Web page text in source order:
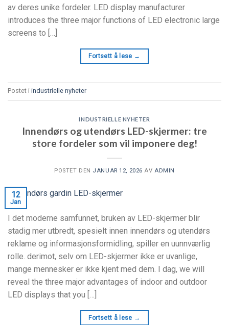
av deres unike fordeler. LED display manufacturer
introduces the three major functions of LED electronic large
screens to […]
Fortsett å lese →
Postet i industrielle nyheter
INDUSTRIELLE NYHETER
Innendørs og utendørs LED-skjermer: tre
store fordeler som vil imponere deg!
POSTET DEN JANUAR 12, 2026 AV ADMIN
12
Jan
I det moderne samfunnet, bruken av LED-skjermer blir
stadig mer utbredt, spesielt innen innendørs og utendørs
reklame og informasjonsformidling, spiller en uunnværlig
rolle. derimot, selv om LED-skjermer ikke er uvanlige,
mange mennesker er ikke kjent med dem. I dag, we will
reveal the three major advantages of indoor and outdoor
LED displays that you […]
Fortsett å lese →